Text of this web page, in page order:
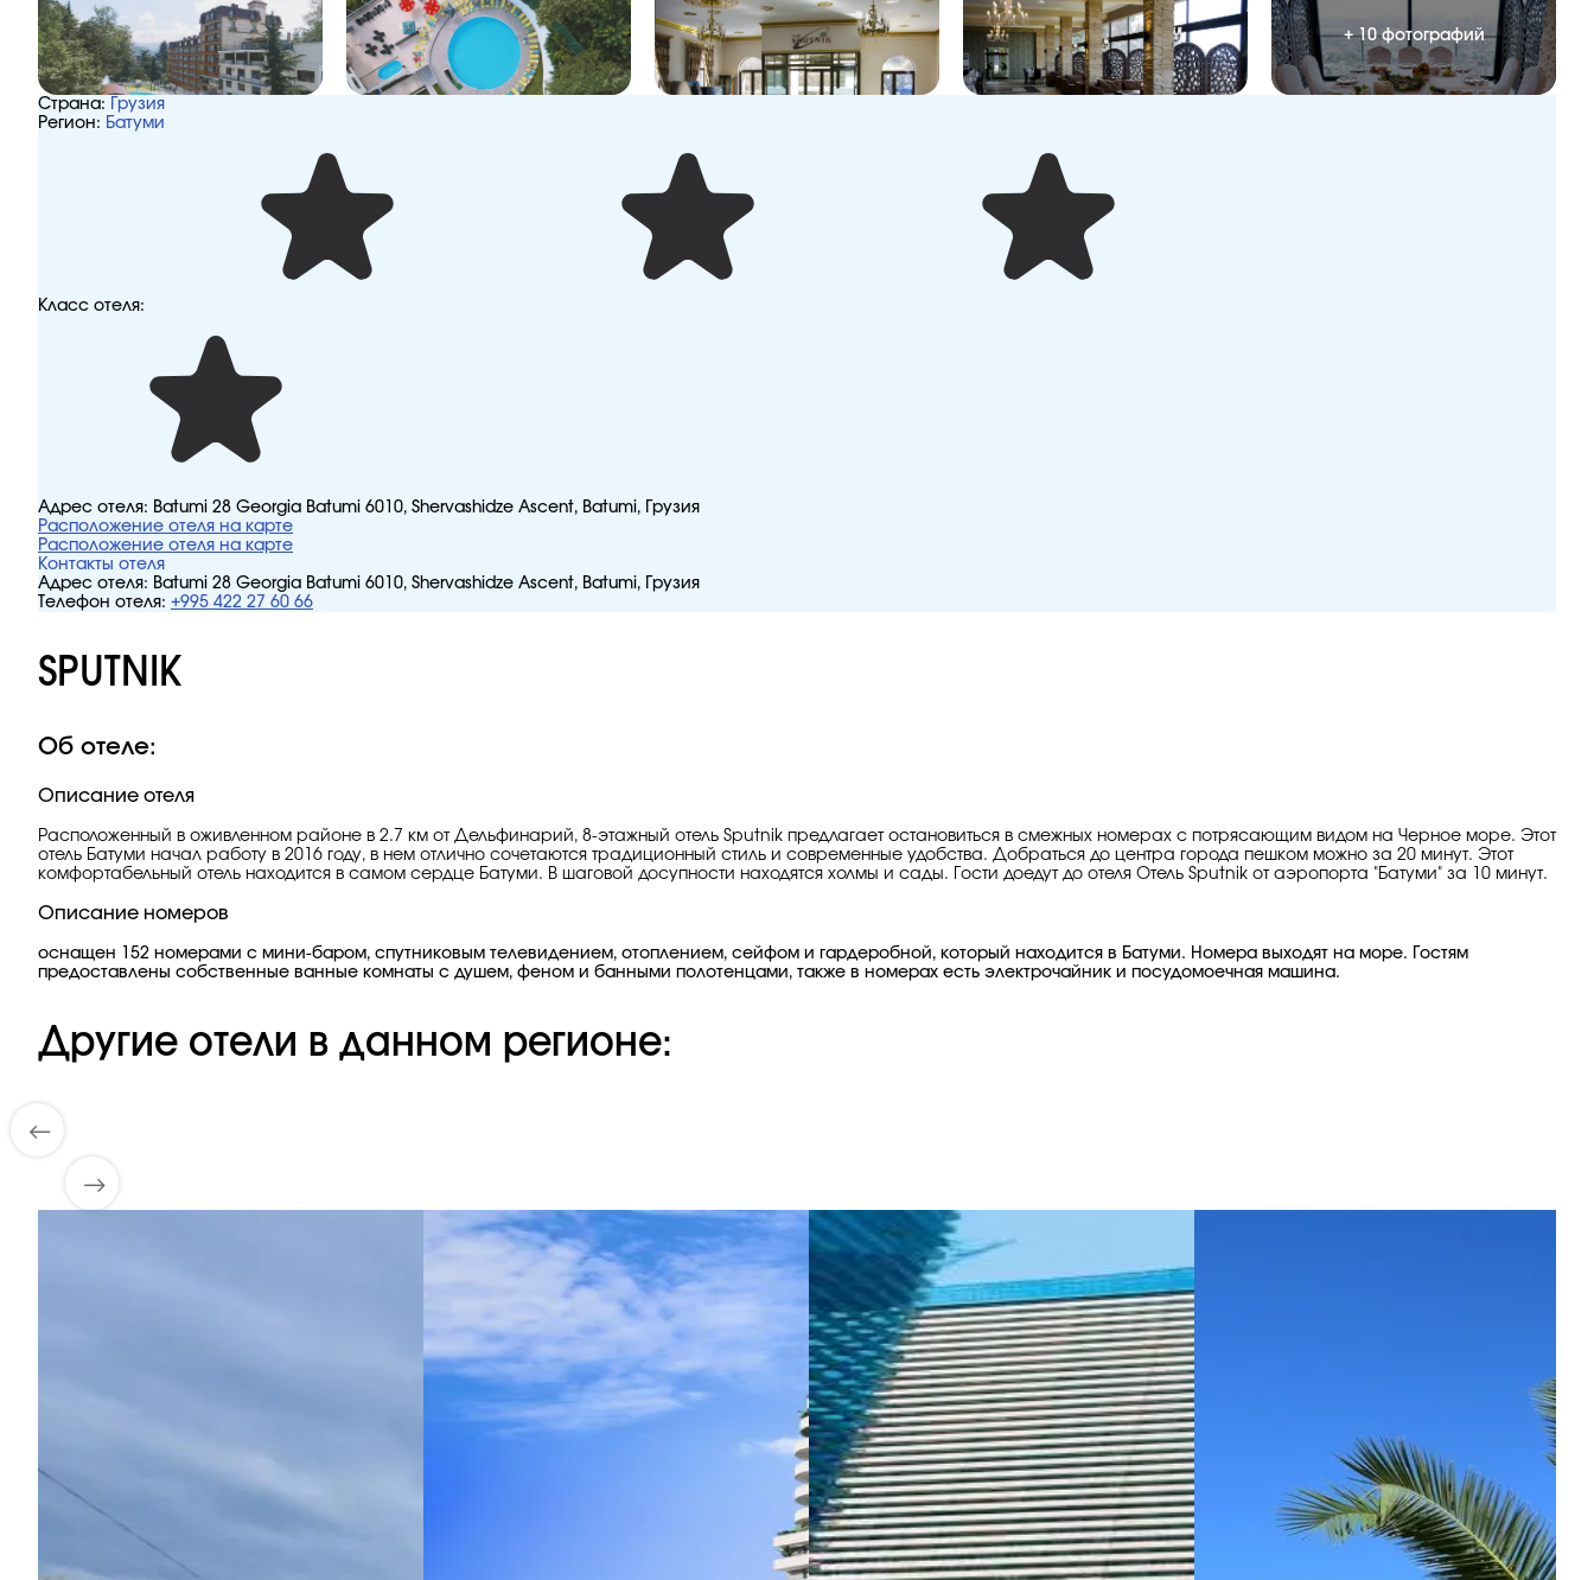
+ 10 фотографий
Страна:
Грузия
Регион: Батуми
Класс отеля:
Адрес отеля: Batumi 28 Georgia Batumi 6010, Shervashidze Ascent, Batumi, Грузия
Расположение отеля на карте
Расположение отеля на карте
Контакты отеля
Адрес отеля: Batumi 28 Georgia Batumi 6010, Shervashidze Ascent, Batumi, Грузия
Телефон отеля: +995 422 27 60 66
SPUTNIK
Об отеле:
Описание отеля
Расположенный в оживленном районе в 2.7 км от Дельфинарий, 8-этажный отель Sputnik предлагает остановиться в смежных номерах с потрясающим видом на Черное море. Этот
отель Батуми начал работу в 2016 году, в нем отлично сочетаются традиционный стиль и современные удобства. Добраться до центра города пешком можно за 20 минут. Этот
комфортабельный отель находится в самом сердце Батуми. В шаговой досупности находятся холмы и сады. Гости доедут до отеля Отель Sputnik от аэропорта "Батуми" за 10 минут.
Описание номеров
оснащен 152 номерами с мини-баром, спутниковым телевидением, отоплением, сейфом и гардеробной, который находится в Батуми. Номера выходят на море. Гостям
предоставлены собственные ванные комнаты с душем, феном и банными полотенцами, также в номерах есть электрочайник и посудомоечная машина.
Другие отели в данном регионе: